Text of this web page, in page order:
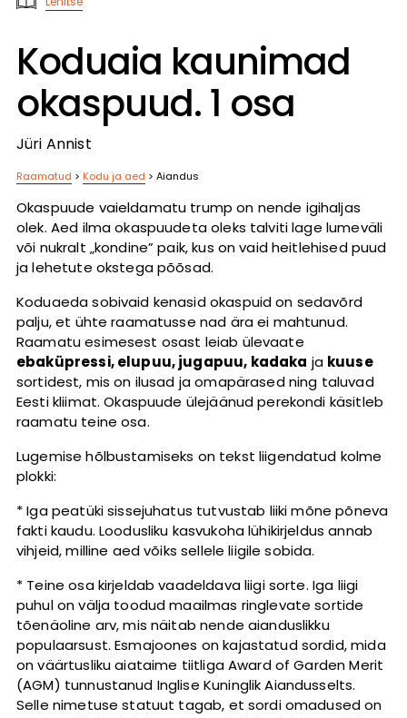
Koduaia kaunimad
okaspuud. 1 osa
Jüri Annist
Raamatud > Kodu ja aed > Aiandus
Okaspuude vaieldamatu trump on nende igihaljas
olek. Aed ilma okaspuudeta oleks talviti lage lumeväli
või nukralt „kondine” paik, kus on vaid heitlehised puud
ja lehetute okstega põõsad.
Koduaeda sobivaid kenasid okaspuid on sedavõrd
palju, et ühte raamatusse nad ära ei mahtunud.
Raamatu esimesest osast leiab ülevaate
ebaküpressi, elupuu, jugapuu, kadaka ja kuuse
sortidest, mis on ilusad ja omapärased ning taluvad
Eesti kliimat. Okaspuude ülejäänud perekondi käsitleb
raamatu teine osa.
Lugemise hõlbustamiseks on tekst liigendatud kolme
plokki:
* Iga peatüki sissejuhatus tutvustab liiki mõne põneva
fakti kaudu. Loodusliku kasvukoha lühikirjeldus annab
vihjeid, milline aed võiks sellele liigile sobida.
* Teine osa kirjeldab vaadeldava liigi sorte. Iga liigi
puhul on välja toodud maailmas ringlevate sortide
tõenäoline arv, mis näitab nende aianduslikku
populaarsust. Esmajoones on kajastatud sordid, mida
on väärtusliku aiataime tiitliga Award of Garden Merit
(AGM) tunnustanud Inglise Kuninglik Aiandusselts.
Selle nimetuse statuut tagab, et sordi omadused on